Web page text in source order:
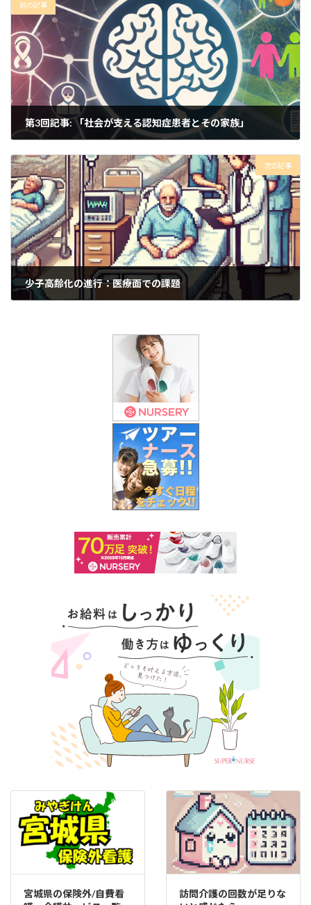
前の記事
第3回記事: 「社会が支える認知症患者とその家族」
次の記事
少子高齢化の進行：医療面での課題
宮城県の保険外/自費看
訪問介護の回数が足りな